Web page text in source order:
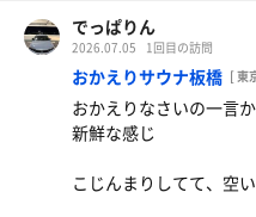
2回目なので1時間も寝て
ロウリュもうけれて、ロ
お泊まりして、眠ります
でっぱりん
2026.07.05 1回目の訪問
おかえりサウナ板橋 [ 東
おかえりなさいの一言
新鮮な感じ
こじんまりしてて、空